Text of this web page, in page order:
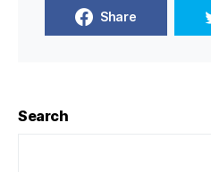
Share
Search